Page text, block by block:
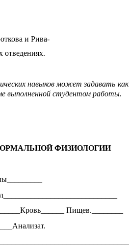
и Рива-
отведениях.
навыков может задавать как
выполненной студентом работы.
ФИЗИОЛОГИИ
Пищев.________